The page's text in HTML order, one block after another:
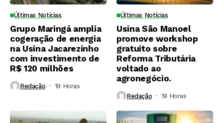
Últimas Notícias
Grupo Maringá amplia
cogeração de energia
na Usina Jacarezinho
com investimento de
R$ 120 milhões
Redação 19 Horas ⁮
Últimas Notícias
Usina São Manoel
promove workshop
gratuito sobre
Reforma Tributária
voltado ao
agronegócio.
Redação 19 Horas ⁮